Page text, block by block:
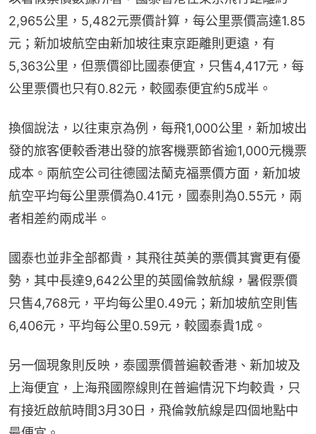
2,965公里，5,482元票價計算，每公里票價高達1.85
元；新加坡航空由新加坡往東京距離則更遠，有
5,363公里，但票價卻比國泰便宜，只售4,417元，每
公里票價也只有0.82元，較國泰便宜約5成半。
換個說法，以往東京為例，每飛1,000公里，新加坡出
發的旅客便較香港出發的旅客機票節省逾1,000元機票
成本。兩航空公司往德國法蘭克福票價方面，新加坡
航空平均每公里票價為0.41元，國泰則為0.55元，兩
者相差約兩成半。
國泰也並非全部都貴，其飛往英美的票價其實更有優
勢，其中長達9,642公里的英國倫敦航線，暑假票價
只售4,768元，平均每公里0.49元；新加坡航空則售
6,406元，平均每公里0.59元，較國泰貴1成。
另一個現象則反映，泰國票價普遍較香港、新加坡及
上海便宜，上海飛國際線則在普遍情況下均較貴，只
有接近啟航時間3月30日，飛倫敦航線是四個地點中